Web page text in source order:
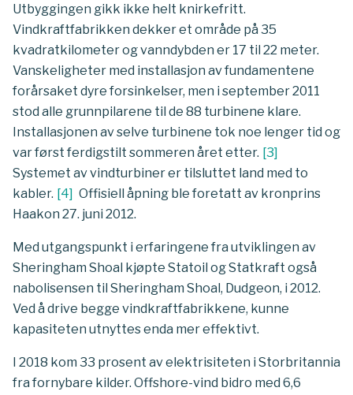
Utbyggingen gikk ikke helt knirkefritt.
Vindkraftfabrikken dekker et område på 35
kvadratkilometer og vanndybden er 17 til 22 meter.
Vanskeligheter med installasjon av fundamentene
forårsaket dyre forsinkelser, men i september 2011
stod alle grunnpilarene til de 88 turbinene klare.
Installasjonen av selve turbinene tok noe lenger tid og
var først ferdigstilt sommeren året etter. [3]
Systemet av vindturbiner er tilsluttet land med to
kabler. [4] Offisiell åpning ble foretatt av kronprins
Haakon 27. juni 2012.
Med utgangspunkt i erfaringene fra utviklingen av
Sheringham Shoal kjøpte Statoil og Statkraft også
nabolisensen til Sheringham Shoal, Dudgeon, i 2012.
Ved å drive begge vindkraftfabrikkene, kunne
kapasiteten utnyttes enda mer effektivt.
I 2018 kom 33 prosent av elektrisiteten i Storbritannia
fra fornybare kilder. Offshore-vind bidro med 6,6